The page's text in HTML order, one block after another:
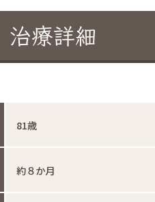
治療詳細
81歳
約８か月